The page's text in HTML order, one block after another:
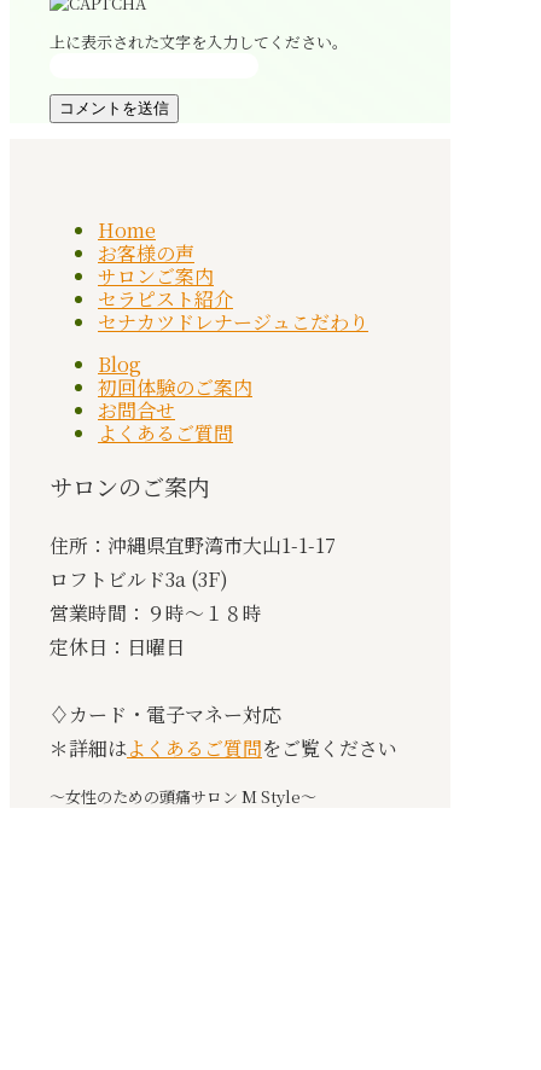
上に表示された文字を入力してください。
Home
お客様の声
サロンご案内
セラピスト紹介
セナカツドレナージュこだわり
Blog
初回体験のご案内
お問合せ
よくあるご質問
サロンのご案内
住所：沖縄県宜野湾市大山1-1-17
ロフトビルド3a (3F)
営業時間：９時〜１８時
定休日：日曜日
♢カード・電子マネー対応
＊詳細はよくあるご質問をご覧ください
〜女性のための頭痛サロン M Style〜